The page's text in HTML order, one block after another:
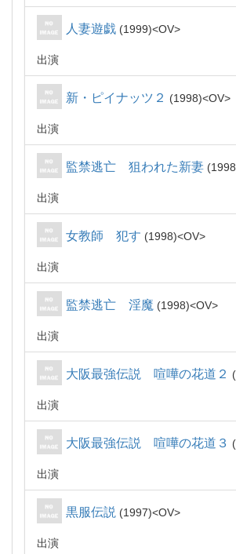
人妻遊戯 1999 OV
出演
新・ピイナッツ２ 1998 OV
出演
監禁逃亡 狙われた新妻 1998
出演
女教師 犯す 1998 OV
出演
監禁逃亡 淫魔 1998 OV
出演
大阪最強伝説 喧嘩の花道２
出演
大阪最強伝説 喧嘩の花道３
出演
黒服伝説 1997 OV
出演